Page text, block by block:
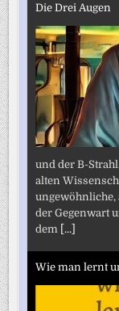
Die Drei Augen
und der B-
alten
ungewöhnliche,
der Gegenwart
dem [...]
Wie man lernt